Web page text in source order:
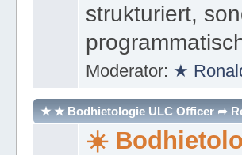
strukturiert,
Moderator: ★
★ ★ Bodhietologie ULC Officer ➦
☀️